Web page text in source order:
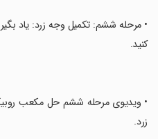
‏• مرحله ششم: تکمیل وجه زرد: یاد
کنید.
‏• ویدیوی مرحله ششم حل مکعب
زرد.